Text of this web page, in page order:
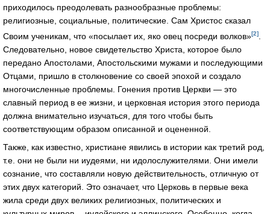
приходилось преодолевать разнообразные проблемы:
религиозные, социальные, политические. Сам Христос сказал
Своим ученикам, что «посылает их, яко овец посреди волков»[2]
Следовательно, новое свидетельство Христа, которое было
передано Апостолами, Апостольскими мужами и последующими
Отцами, пришло в столкновение со своей эпохой и создало
многочисленные проблемы. Гонения против Церкви — это
славный период в ее жизни, и церковная история этого периода
должна внимательно изучаться, для того чтобы быть
соответствующим образом описанной и оцененной.
Также, как известно, христиане явились в истории как третий род,
т.е. они не были ни иудеями, ни идолослужителями. Они имели
сознание, что составляли новую действительность, отличную от
этих двух категорий. Это означает, что Церковь в первые века
жила среди двух великих религиозных, политических и